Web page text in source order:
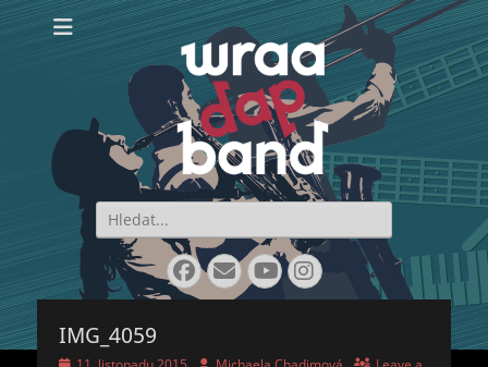
WraaDap Band
Search
for:
Facebook
EmailYouTube
Instagram
IMG_4059
Posted
Author